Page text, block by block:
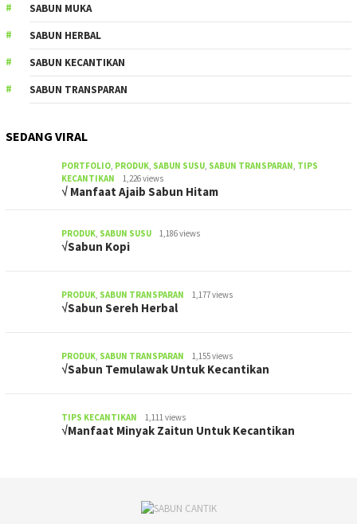
SABUN MUKA
SABUN HERBAL
SABUN KECANTIKAN
SABUN TRANSPARAN
SEDANG VIRAL
PORTFOLIO PRODUK SABUN SUSU SABUN TRANSPARAN TIPS
KECANTIKAN
1,226 views
√ Manfaat Ajaib Sabun Hitam
PRODUK SABUN SUSU 1,186 views
√Sabun Kopi
PRODUK SABUN TRANSPARAN 1,177 views
√Sabun Sereh Herbal
PRODUK SABUN TRANSPARAN 1,155 views
√Sabun Temulawak Untuk Kecantikan
TIPS KECANTIKAN 1,111 views
√Manfaat Minyak Zaitun Untuk Kecantikan